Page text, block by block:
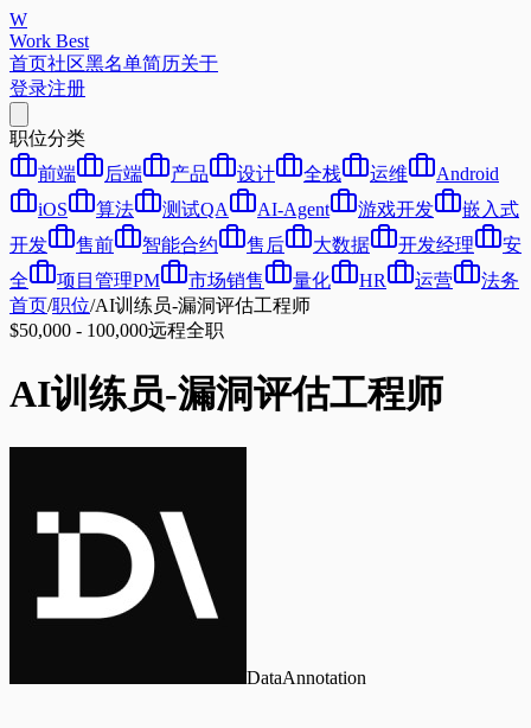
W
Work Best
首页社区黑名单简历关于
登录注册
职位分类
前端
后端 产品 设计 全栈 运维
Android
iOS
算法 测试QA AI-Agent 游戏开发
嵌入式
开发
售前 智能合约 售后 大数据 开发经理
安
全
项目管理PM 市场销售 量化 HR 运营
法务
首页/职位/AI训练员-漏洞评估工程师
$50,000 - 100,000远程全职
AI训练员-漏洞评估工程师
DataAnnotation